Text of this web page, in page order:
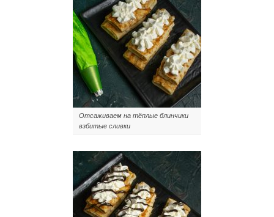
Отсаживаем на тёплые блинчики
взбитые сливки